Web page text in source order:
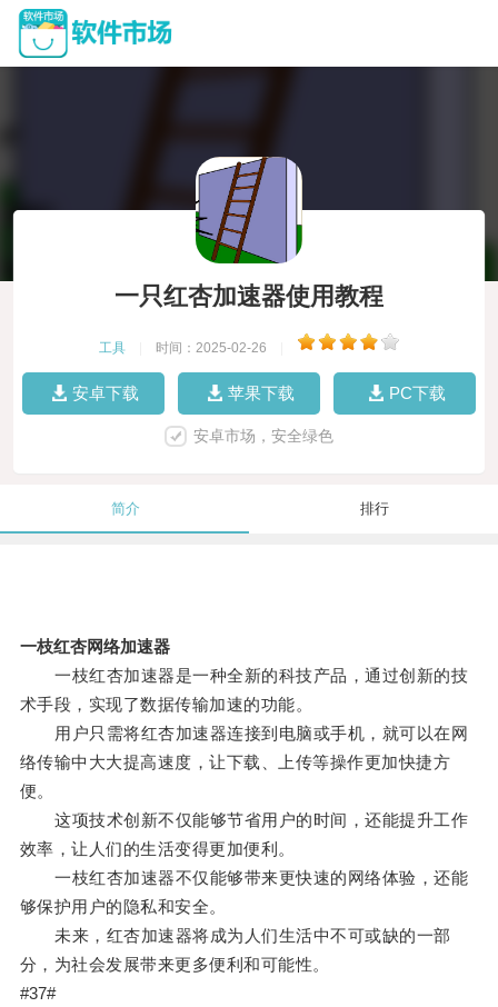
一只红杏加速器使用教程
工具 时间：2025-02-26
安卓下载 苹果下载 PC下载
安卓市场，安全绿色
简介 排行
一枝红杏网络加速器
一枝红杏加速器是一种全新的科技产品，通过创新的技
术手段，实现了数据传输加速的功能。
用户只需将红杏加速器连接到电脑或手机，就可以在网
络传输中大大提高速度，让下载、上传等操作更加快捷方
便。
这项技术创新不仅能够节省用户的时间，还能提升工作
效率，让人们的生活变得更加便利。
一枝红杏加速器不仅能够带来更快速的网络体验，还能
够保护用户的隐私和安全。
未来，红杏加速器将成为人们生活中不可或缺的一部
分，为社会发展带来更多便利和可能性。
#37#